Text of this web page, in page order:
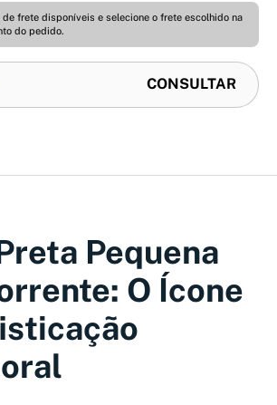
de frete disponíveis e selecione o frete escolhido na
do pedido.
Pequena
O Ícone